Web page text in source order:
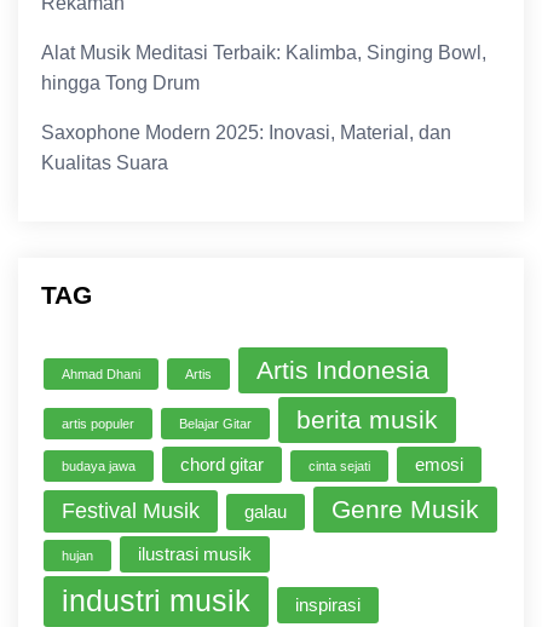
Alat Musik Meditasi Terbaik: Kalimba, Singing Bowl,
hingga Tong Drum
Saxophone Modern 2025: Inovasi, Material, dan
Kualitas Suara
TAG
Ahmad Dhani Artis Artis Indonesia
artis populer Belajar Gitar berita musik
budaya jawa chord gitar cinta sejati emosi
Festival Musik galau Genre Musik
hujan ilustrasi musik
industri musik inspirasi